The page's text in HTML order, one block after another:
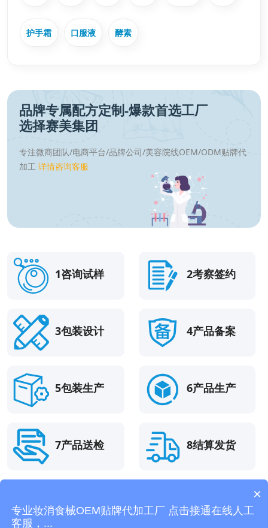
护手霜 口服液 酵素
品牌专属配方定制-爆款首选工厂
选择赛美集团
专注微商团队/电商平台/品牌公司/美容院线OEM/ODM贴牌代
加工 详情咨询客服
1咨询试样 2考察签约
3包装设计 4产品备案
5包装生产 6产品生产
7产品送检 8结算发货
站内导航： 面膜加工 精油加工 化妆品代加工 护肤品代加工
×
专业妆消食械OEM贴牌代加工厂 点击接通在线人工
客服，...